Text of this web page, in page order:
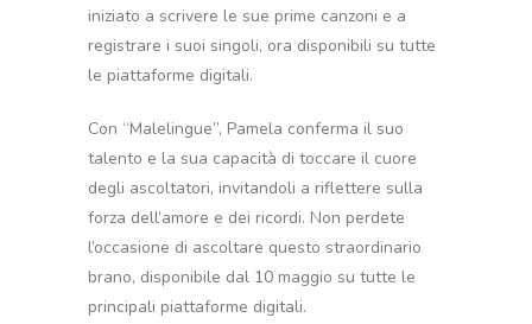
iniziato a scrivere le sue prime canzoni e a
registrare i suoi singoli, ora disponibili su tutte
le piattaforme digitali.
Con “Malelingue”, Pamela conferma il suo
talento e la sua capacità di toccare il cuore
degli ascoltatori, invitandoli a riflettere sulla
forza dell’amore e dei ricordi. Non perdete
l’occasione di ascoltare questo straordinario
brano, disponibile dal 10 maggio su tutte le
principali piattaforme digitali.